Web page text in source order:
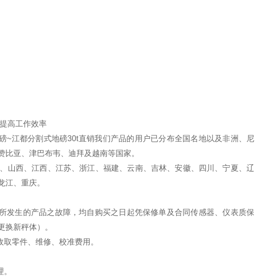
高工作效率
~江都分割式地磅30t直销我们产品的用户已分布全国名地以及非洲、尼
亚、津巴布韦、迪拜及越南等国家。
山西、江西、江苏、浙江、福建、云南、吉林、安徽、四川、宁夏、辽
、重庆。
发生的产品之故障，均自购买之日起凭保修单及合同传感器、仪表质保
新秤体）。
零件、维修、校准费用。